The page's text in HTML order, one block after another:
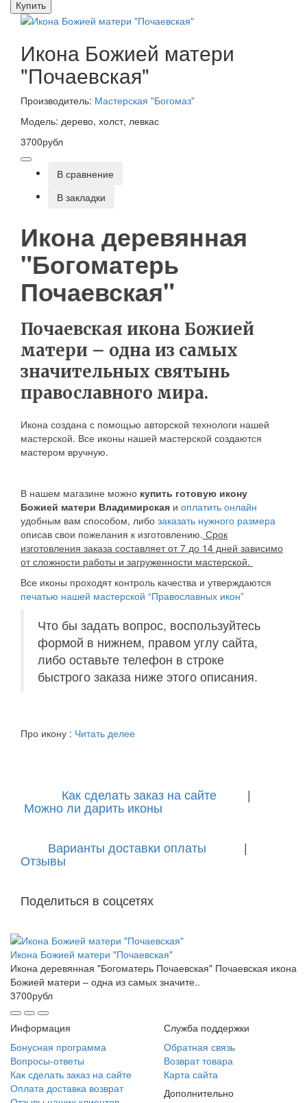
Купить
Икона Божией матери
"Почаевская"
Производитель: Мастерская "Богомаз"
Модель: дерево, холст, левкас
3700рубл
В сравнение
В закладки
Икона деревянная
"Богоматерь
Почаевская"
Почаевская икона Божией
матери – одна из самых
значительных святынь
православного мира.
Икона создана с помощью авторской технологи нашей
мастерской. Все иконы нашей мастерской создаются
мастером вручную.
В нашем магазине можно купить готовую икону
Божией матери Владимирская и оплатить онлайн
удобным вам способом, либо заказать нужного размера
описав свои пожелания к изготовлению. Срок
изготовления заказа составляет от 7 до 14 дней зависимо
от сложности работы и загруженности мастерской.
Все иконы проходят контроль качества и утверждаются
печатью нашей мастерской “Православных икон”
Что бы задать вопрос, воспользуйтесь
формой в нижнем, правом углу сайта,
либо оставьте телефон в строке
быстрого заказа ниже этого описания.
Про икону : Читать делее
Как сделать заказ на сайте |
Можно ли дарить иконы
Варианты доставки оплаты |
Отзывы
Поделиться в соцсетях
Икона Божией матери "Почаевская"
Икона деревянная "Богоматерь Почаевская" Почаевская икона
Божией матери – одна из самых значите..
3700рубл
Информация
Бонусная программа
Вопросы-ответы
Как сделать заказ на сайте
Оплата доставка возврат
Служба поддержки
Обратная связь
Возврат товара
Карта сайта
Дополнительно